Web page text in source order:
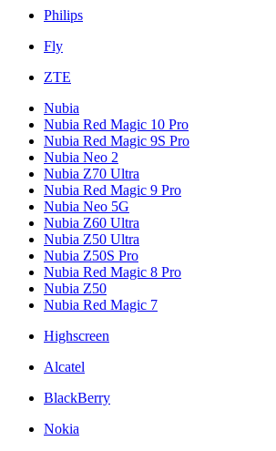
Philips
Fly
ZTE
Nubia
Nubia Red Magic 10 Pro
Nubia Red Magic 9S Pro
Nubia Neo 2
Nubia Z70 Ultra
Nubia Red Magic 9 Pro
Nubia Neo 5G
Nubia Z60 Ultra
Nubia Z50 Ultra
Nubia Z50S Pro
Nubia Red Magic 8 Pro
Nubia Z50
Nubia Red Magic 7
Highscreen
Alcatel
BlackBerry
Nokia